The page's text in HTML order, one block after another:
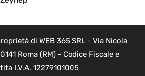
di WEB 365 SRL - Via Nicola
Roma (RM) - Codice Fiscale e
I.V.A. 12279101005